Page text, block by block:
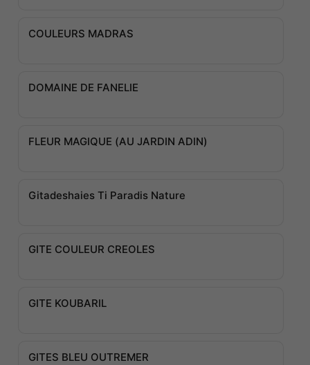
COULEURS MADRAS
DOMAINE DE FANELIE
FLEUR MAGIQUE (AU JARDIN ADIN)
Gitadeshaies Ti Paradis Nature
GITE COULEUR CREOLES
GITE KOUBARIL
GITES BLEU OUTREMER